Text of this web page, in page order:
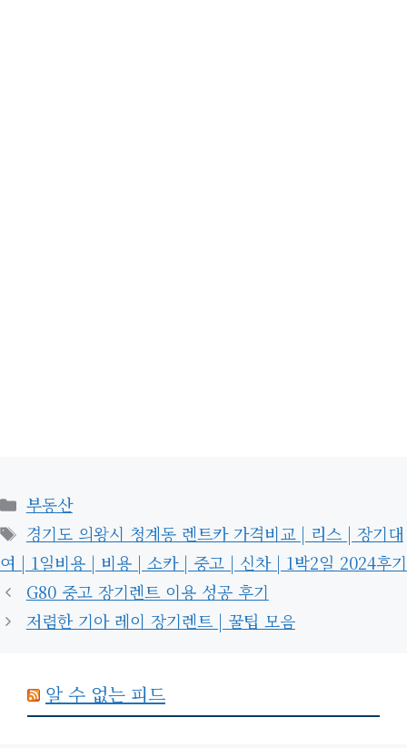
카
테
고
리
부동산
태
그
경기도 의왕시 청계동 렌트카 가격비교 | 리스 | 장기대
여 | 1일비용 | 비용 | 소카 | 중고 | 신차 | 1박2일 2024후기
G80 중고 장기렌트 이용 성공 후기
저렴한 기아 레이 장기렌트 | 꿀팁 모음
알 수 없는 피드